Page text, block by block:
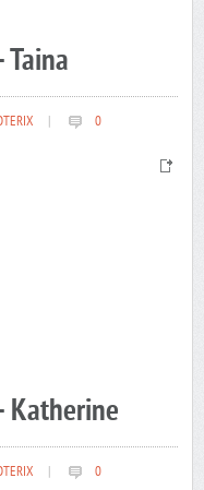
Taina
0
Katherine
0